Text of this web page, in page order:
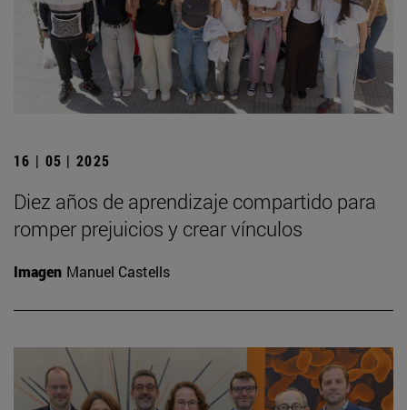
16 | 05 | 2025
Diez años de aprendizaje compartido para
romper prejuicios y crear vínculos
Imagen Manuel Castells